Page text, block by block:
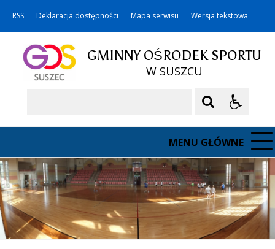
RSS Deklaracja dostępności Mapa serwisu Wersja tekstowa
GMINNY OŚRODEK SPORTU
W SUSZCU
MENU GŁÓWNE